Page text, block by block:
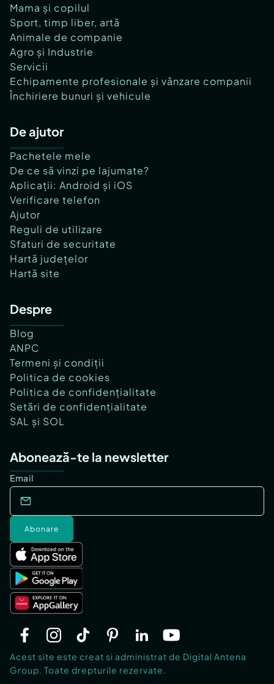
Mama și copilul
Sport, timp liber, artă
Animale de companie
Agro și Industrie
Servicii
Echipamente profesionale și vânzare companii
Închiriere bunuri și vehicule
De ajutor
Pachetele mele
De ce să vinzi pe lajumate?
Aplicații: Android și iOS
Verificare telefon
Ajutor
Reguli de utilizare
Sfaturi de securitate
Hartă județelor
Hartă site
Despre
Blog
ANPC
Termeni și condiții
Politica de cookies
Politica de confidențialitate
Setări de confidențialitate
SAL și SOL
Abonează-te la newsletter
Email
Abonare
Acest site este creat si administrat de Digital Antena
Group. Toate drepturile rezervate.